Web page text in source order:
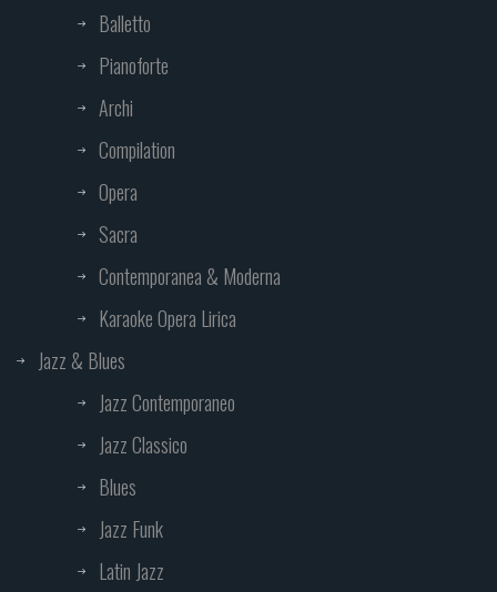
Balletto
Pianoforte
Archi
Compilation
Opera
Sacra
Contemporanea & Moderna
Karaoke Opera Lirica
Jazz & Blues
Jazz Contemporaneo
Jazz Classico
Blues
Jazz Funk
Latin Jazz